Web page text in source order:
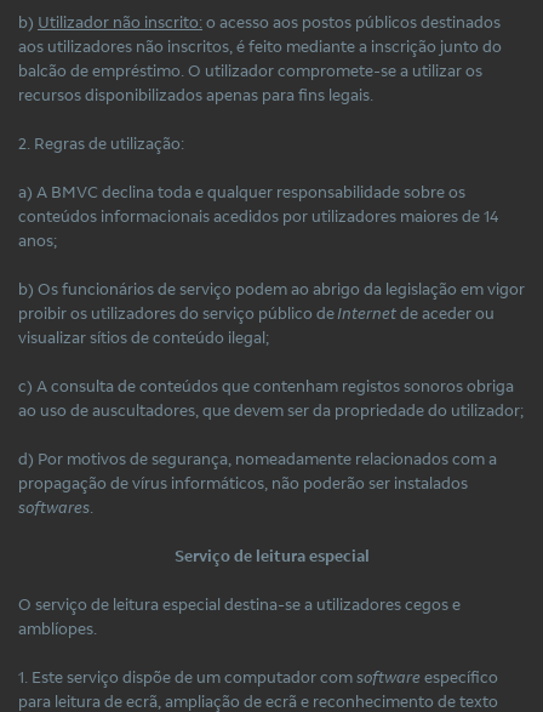
b) Utilizador não inscrito:o acesso aos postos públicos destinados
aos utilizadores não inscritos, é feito mediante a inscrição junto do
balcão de empréstimo. O utilizador compromete-se a utilizar os
recursos disponibilizados apenas para fins legais.
2. Regras de utilização:
a) A BMVC declina toda e qualquer responsabilidade sobre os
conteúdos informacionais acedidos por utilizadores maiores de 14
anos;
b) Os funcionários de serviço podem ao abrigo da legislação em vigor
proibir os utilizadores do serviço público deInternetde aceder ou
visualizar sítios de conteúdo ilegal;
c) A consulta de conteúdos que contenham registos sonoros obriga
ao uso de auscultadores, que devem ser da propriedade do utilizador;
d) Por motivos de segurança, nomeadamente relacionados com a
propagação de vírus informáticos, não poderão ser instalados
softwares
Serviço de leitura especial
O serviço de leitura especial destina-se a utilizadores cegos e
amblíopes.
1. Este serviço dispõe de um computador comsoftwareespecífico
para leitura de ecrã, ampliação de ecrã e reconhecimento de texto